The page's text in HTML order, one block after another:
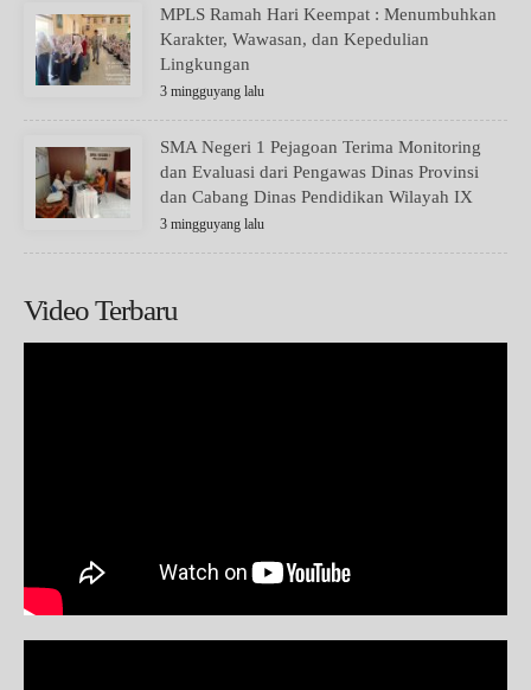
MPLS Ramah Hari Keempat : Menumbuhkan
Karakter, Wawasan, dan Kepedulian
Lingkungan
3 mingguyang lalu
SMA Negeri 1 Pejagoan Terima Monitoring
dan Evaluasi dari Pengawas Dinas Provinsi
dan Cabang Dinas Pendidikan Wilayah IX
3 mingguyang lalu
Video Terbaru